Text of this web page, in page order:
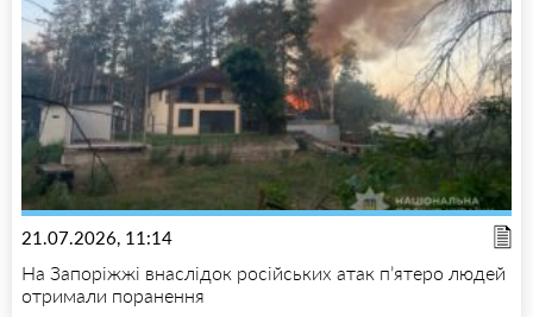
21.07.2026, 11:14
На Запоріжжі внаслідок російських атак п’ятеро людей
отримали поранення